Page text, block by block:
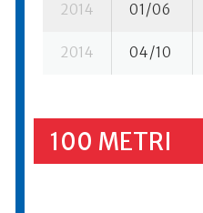
2014 01/06
2014 04/10
100 METRI